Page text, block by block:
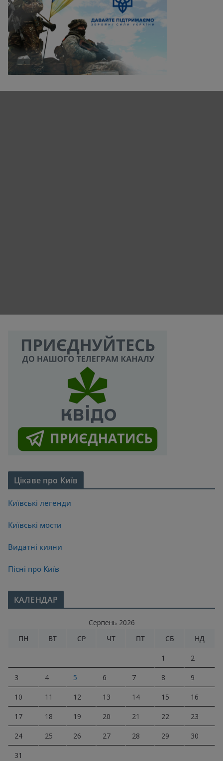
Цікаве про Київ
Київські легенди
Київські мости
Видатні кияни
Пісні про Київ
КАЛЕНДАР
Серпень 2026
ПН
ВТ СР ЧТ ПТ СБ НД
1 2
3 4 5 6 7 8 9
10 11 12 13 14 15 16
17 18 19 20 21 22 23
24 25 26 27 28 29 30
31